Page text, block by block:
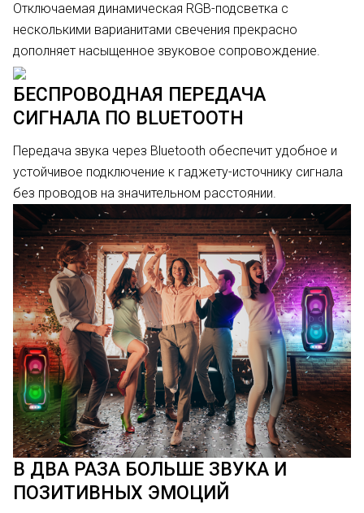
Отключаемая динамическая RGB-подсветка с
несколькими варианитами свечения прекрасно
дополняет насыщенное звуковое сопровождение.
БЕСПРОВОДНАЯ ПЕРЕДАЧА
СИГНАЛА ПО BLUETOOTH
Передача звука через Bluetooth обеспечит удобное и
устойчивое подключение к гаджету-источнику сигнала
без проводов на значительном расстоянии.
В ДВА РАЗА БОЛЬШЕ ЗВУКА И
ПОЗИТИВНЫХ ЭМОЦИЙ